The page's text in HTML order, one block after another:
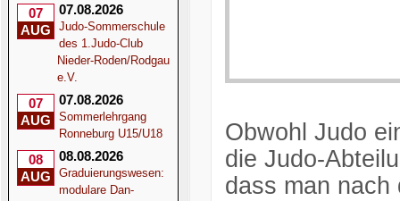
07
AUG
07.08.2026
Judo-Sommerschule
des 1.Judo-Club
Nieder-Roden/Rodgau
e.V.
07
AUG
07.08.2026
Sommerlehrgang
Ronneburg U15/U18
08
AUG
08.08.2026
Graduierungswesen:
modulare Dan-
Obwohl Judo
die Judo-
dass man nach